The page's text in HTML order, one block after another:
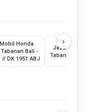
Honda
Bali -
// DK 1951 ABJ
Kirim Mobil
Jazz //
Tabanan Bali // DK
›